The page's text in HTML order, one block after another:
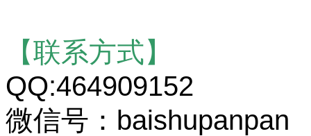
【联系方式】
QQ:464909152
微信号：baishupanpan